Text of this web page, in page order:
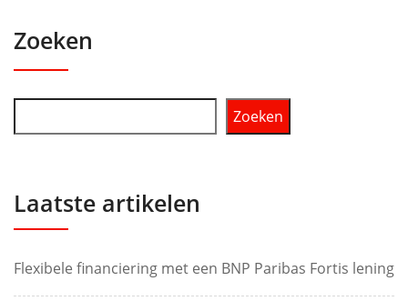
Zoeken
Zoeken
Laatste artikelen
Flexibele financiering met een BNP Paribas Fortis lening